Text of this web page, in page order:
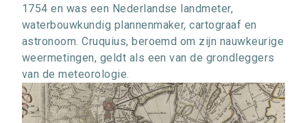
1754 en was een Nederlandse landmeter,
waterbouwkundig plannenmaker, cartograaf en
astronoom. Cruquius, beroemd om zijn nauwkeurige
weermetingen, geldt als een van de grondleggers
van de meteorologie.